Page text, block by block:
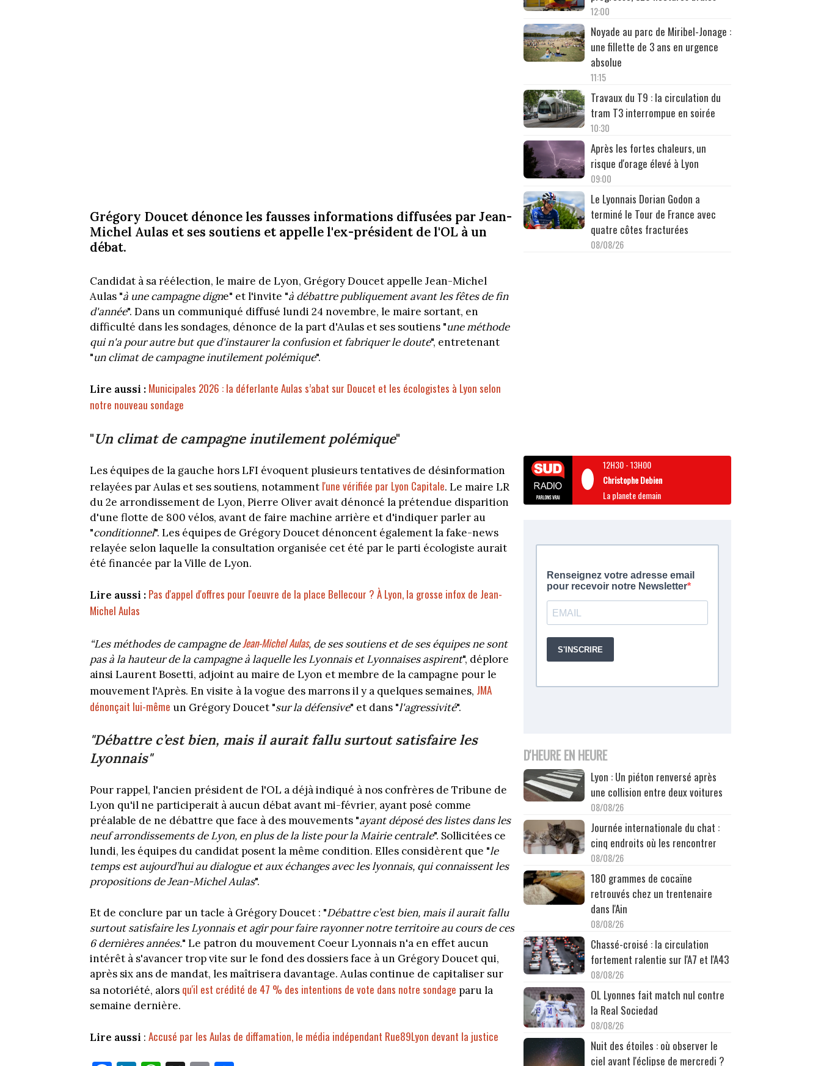
Grégory Doucet dénonce les fausses informations diffusées par Jean-
Michel Aulas et ses soutiens et appelle l'ex-président de l'OL à un
débat.
Candidat à sa réélection, le maire de Lyon, Grégory Doucet appelle Jean-Michel
Aulas "à une campagne digne" et l'invite "à débattre publiquement avant les fêtes de fin
d'année". Dans un communiqué diffusé lundi 24 novembre, le maire sortant, en
difficulté dans les sondages, dénonce de la part d'Aulas et ses soutiens "une méthode
qui n'a pour autre but que d'instaurer la confusion et fabriquer le doute", entretenant
"un climat de campagne inutilement polémique".
Lire aussi : Municipales 2026 : la déferlante Aulas s’abat sur Doucet et les écologistes à Lyon selon
notre nouveau sondage
"Un climat de campagne inutilement polémique"
Les équipes de la gauche hors LFI évoquent plusieurs tentatives de désinformation
relayées par Aulas et ses soutiens, notamment l'une vérifiée par Lyon Capitale. Le maire LR
du 2e arrondissement de Lyon, Pierre Oliver avait dénoncé la prétendue disparition
d'une flotte de 800 vélos, avant de faire machine arrière et d'indiquer parler au
"conditionnel". Les équipes de Grégory Doucet dénoncent également la fake-news
relayée selon laquelle la consultation organisée cet été par le parti écologiste aurait
été financée par la Ville de Lyon.
Lire aussi : Pas d'appel d'offres pour l'oeuvre de la place Bellecour ? À Lyon, la grosse infox de Jean-
Michel Aulas
“Lesméthodes de campagne deJean-Michel Aulas, de ses soutiens et de ses équipes ne sont
pas à la hauteur de la campagne à laquelle les Lyonnais et Lyonnaises aspirent", déplore
ainsi Laurent Bosetti, adjoint au maire de Lyon et membre de la campagne pour le
mouvement l'Après. En visite à la vogue des marrons il y a quelques semaines, JMA
dénonçait lui-même un Grégory Doucet "sur la défensive" et dans "l'agressivité".
"Débattre c’est bien, mais il aurait fallu surtout satisfaire les
Lyonnais"
Pour rappel, l'ancien président de l'OL a déjà indiqué à nos confrères de Tribune de
Lyon qu'il ne participerait à aucun débat avant mi-février, ayant posé comme
préalable de ne débattre que face à des mouvements "ayant déposé des listes dans les
neuf arrondissements de Lyon, en plus de la liste pour la Mairie centrale". Sollicitées ce
lundi, les équipes du candidat posent la même condition. Elles considèrent que "le
temps est aujourd’hui au dialogue et aux échanges avec les lyonnais, qui connaissent les
propositions de Jean-Michel Aulas".
Et de conclure par un tacle à Grégory Doucet : "Débattre c’est bien, mais il aurait fallu
surtout satisfaire les Lyonnais et agir pour faire rayonner notre territoire au cours de ces
6 dernières années." Le patron du mouvement Coeur Lyonnais n'a en effet aucun
intérêt à s'avancer trop vite sur le fond des dossiers face à un Grégory Doucet qui,
après six ans de mandat, les maîtrisera davantage. Aulas continue de capitaliser sur
sa notoriété, alors qu'il est crédité de 47 % des intentions de vote dans notre sondage paru la
semaine dernière.
Lire aussi : Accusé par les Aulas de diffamation, le média indépendant Rue89Lyon devant la justice
12:00
Noyade au parc de Miribel-Jonage :
une fillette de 3 ans en urgence
absolue
11:15
Travaux du T9 : la circulation du
tram T3 interrompue en soirée
10:30
Après les fortes chaleurs, un
risque d'orage élevé à Lyon
09:00
Le Lyonnais Dorian Godon a
terminé le Tour de France avec
quatre côtes fracturées
08/08/26
12H30-13H00
Christophe Debien
La planete demain
D'HEURE EN HEURE
Lyon : Un piéton renversé après
une collision entre deux voitures
08/08/26
Journée internationale du chat :
cinq endroits où les rencontrer
08/08/26
180 grammes de cocaïne
retrouvés chez un trentenaire
dans l'Ain
08/08/26
Chassé-croisé : la circulation
fortement ralentie sur l'A7 et l'A43
08/08/26
OL Lyonnes fait match nul contre
la Real Sociedad
08/08/26
Nuit des étoiles : où observer le
ciel avant l'éclipse de mercredi ?